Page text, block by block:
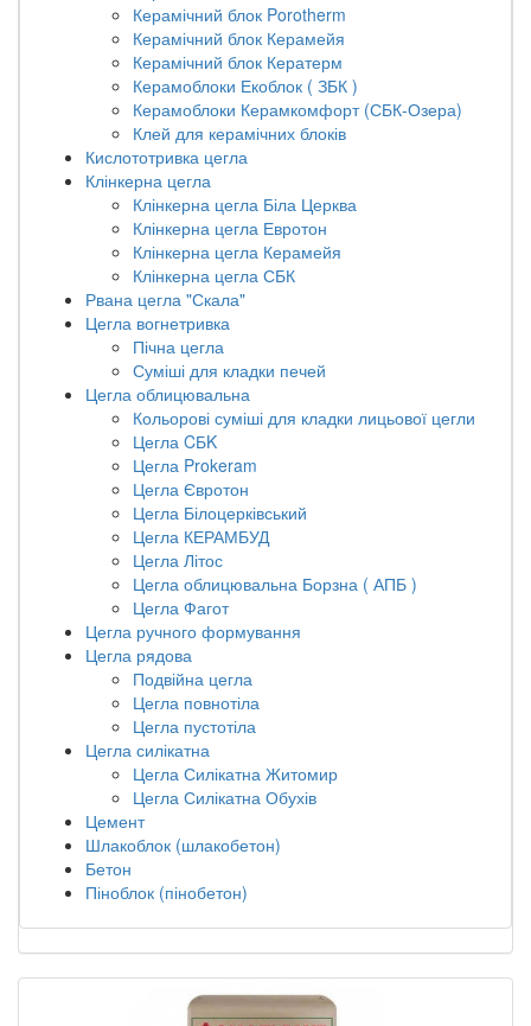
Керамічний блок Porotherm
Керамічний блок Керамейя
Керамічний блок Кератерм
Керамоблоки Екоблок ( ЗБК )
Керамоблоки Керамкомфорт (СБК-Озера)
Клей для керамічних блоків
Кислототривка цегла
Клінкерна цегла
Клінкерна цегла Біла Церква
Клінкерна цегла Евротон
Клінкерна цегла Керамейя
Клінкерна цегла СБК
Рвана цегла "Скала"
Цегла вогнетривка
Пічна цегла
Суміші для кладки печей
Цегла облицювальна
Кольорові суміші для кладки лицьової цегли
Цегла CБK
Цегла Prokeram
Цегла Євротон
Цегла Білоцерківський
Цегла КЕРАМБУД
Цегла Літос
Цегла облицювальна Борзна ( АПБ )
Цегла Фагот
Цегла ручного формування
Цегла рядова
Подвійна цегла
Цегла повнотіла
Цегла пустотіла
Цегла силікатна
Цегла Силікатна Житомир
Цегла Силікатна Обухів
Цемент
Шлакоблок (шлакобетон)
Бетон
Піноблок (пінобетон)